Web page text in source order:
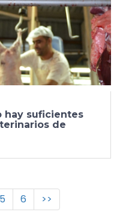
hay suficientes
de
5 6 >>